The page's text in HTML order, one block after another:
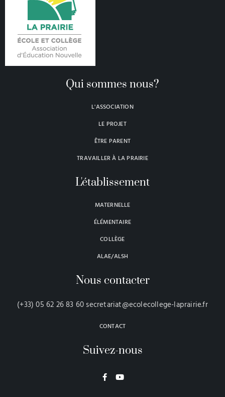
Qui sommes nous?
L'ASSOCIATION
LE PROJET
ÊTRE PARENT
TRAVAILLER À LA PRAIRIE
L'établissement
MATERNELLE
ÉLÉMENTAIRE
COLLÈGE
ALAE/ALSH
Nous contacter
(+33) 05 62 26 83 60 secretariat@ecolecollege-laprairie.fr
CONTACT
Suivez-nous
F
a
Y
o